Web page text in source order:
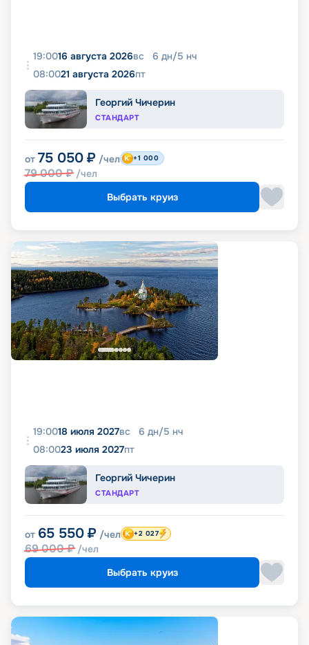
19:0016 августа 2026вс 6 дн/5 нч
08:0021 августа 2026пт
Георгий Чичерин
СТАНДАРТ
от 75 050 ₽ /чел
79 000₽ /чел
+1 000
Выбрать круиз
19:0018 июля 2027вс 6 дн/5 нч
08:0023 июля 2027пт
Георгий Чичерин
СТАНДАРТ
от 65 550 ₽ /чел
69 000₽ /чел
+2 027
Выбрать круиз